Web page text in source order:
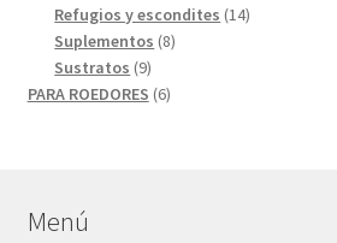
productos
Refugios y escondites 1414
Suplementos 88
Sustratos 99
productos
PARA ROEDORES 66
Menú